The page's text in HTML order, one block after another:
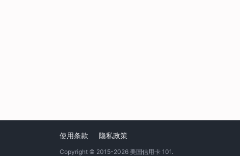
使用条款 隐私政策
Copyright © 2015-2026 美国信用卡 101.